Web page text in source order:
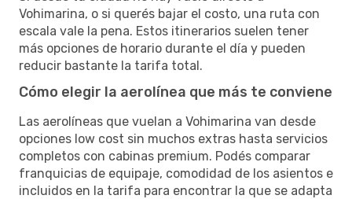
Vohimarina, o si querés bajar el costo, una ruta con
escala vale la pena. Estos itinerarios suelen tener
más opciones de horario durante el día y pueden
reducir bastante la tarifa total.
Cómo elegir la aerolínea que más te conviene
Las aerolíneas que vuelan a Vohimarina van desde
opciones low cost sin muchos extras hasta servicios
completos con cabinas premium. Podés comparar
franquicias de equipaje, comodidad de los asientos e
incluidos en la tarifa para encontrar la que se adapta